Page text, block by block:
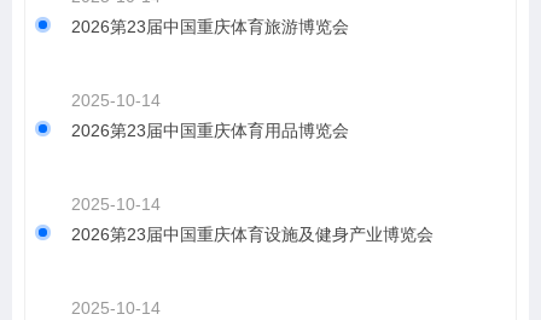
2026第23届中国重庆体育旅游博览会
2025-10-14
2026第23届中国重庆体育用品博览会
2025-10-14
2026第23届中国重庆体育设施及健身产业博览会
2025-10-14